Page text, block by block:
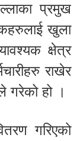
प्रमुख
खुला
क्षेत्र
राखेर
गरेको हो ।
गरिएको